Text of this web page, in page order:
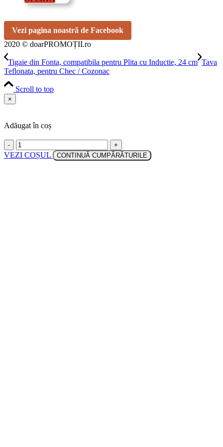
Vezi pagina noastră de Facebook
2020 © doarPROMOȚII.ro
Tigaie din Fonta, compatibila pentru Plita cu Inductie, 24 cm Tava
Teflonata, pentru Chec / Cozonac
Scroll to top
×
Adăugat în coș
- +
VEZI COȘUL CONTINUĂ CUMPĂRĂTURILE